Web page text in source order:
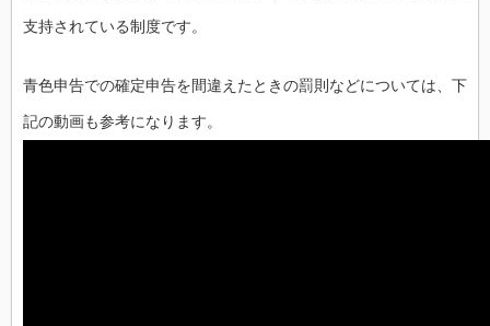
支持されている制度です。
青色申告での確定申告を間違えたときの罰則などについては、下
記の動画も参考になります。